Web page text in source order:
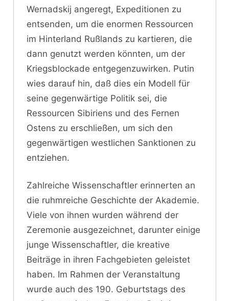
Wernadskij angeregt, Expeditionen zu
entsenden, um die enormen Ressourcen
im Hinterland Rußlands zu kartieren, die
dann genutzt werden könnten, um der
Kriegsblockade entgegenzuwirken. Putin
wies darauf hin, daß dies ein Modell für
seine gegenwärtige Politik sei, die
Ressourcen Sibiriens und des Fernen
Ostens zu erschließen, um sich den
gegenwärtigen westlichen Sanktionen zu
entziehen.
Zahlreiche Wissenschaftler erinnerten an
die ruhmreiche Geschichte der Akademie.
Viele von ihnen wurden während der
Zeremonie ausgezeichnet, darunter einige
junge Wissenschaftler, die kreative
Beiträge in ihren Fachgebieten geleistet
haben. Im Rahmen der Veranstaltung
wurde auch des 190. Geburtstags des